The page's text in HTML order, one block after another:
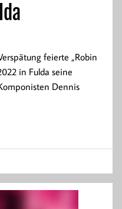
feierte „Robin
in Fulda seine
Dennis